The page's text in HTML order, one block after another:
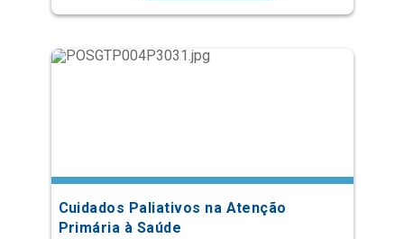
Cuidados Paliativos na Atenção
Primária à Saúde